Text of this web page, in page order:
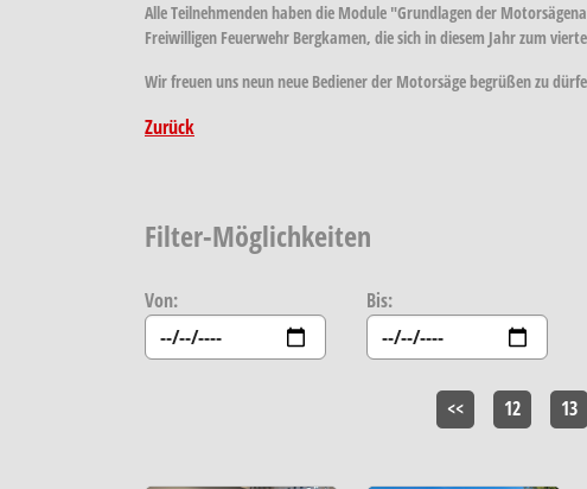
Alle Teilnehmenden haben die Module "Grundlagen der
Freiwilligen Feuerwehr Bergkamen, die sich in diesem Jahr zum
Wir freuen uns neun neue Bediener der Motorsäge begrüßen zu
Zurück
Filter-Möglichkeiten
Von: Bis:
<< 12 13